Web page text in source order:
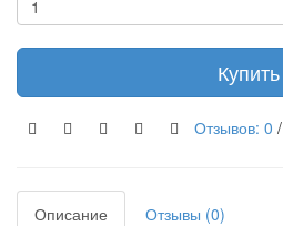
Купить
Отзывов: 0 /
Описание
Отзывы (0)